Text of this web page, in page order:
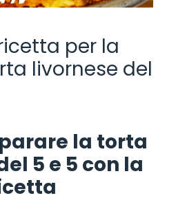
per la
livornese del
la torta
5 e 5 con la